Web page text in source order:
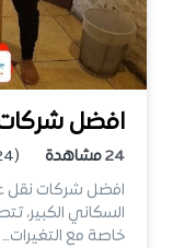
افضل
24مشاهدة
(8/17/2024)
افضل شركات نقل
السكاني الكبير،
خاصة مع التغيرات…